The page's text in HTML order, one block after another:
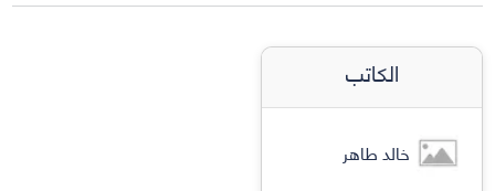
الكاتب
خالد طاهر